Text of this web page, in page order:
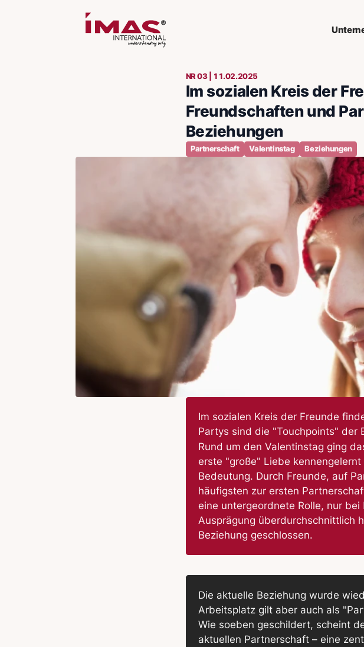
NR 03 | 11.02.2025
Im sozialen Kreis der
Freundschaften und
Beziehungen
Partnerschaft Valentinstag Beziehungen
Im sozialen Kreis der Freunde
Partys sind die "Touchpoints" der
Rund um den Valentinstag ging
erste "große" Liebe
Bedeutung. Durch Freunde, auf
häufigsten zur ersten
eine untergeordnete Rolle, nur
Ausprägung überdurchschnittlich
Beziehung geschlossen.
Die aktuelle Beziehung wurde
Arbeitsplatz gilt aber auch als
Wie soeben geschildert, scheint
aktuellen Partnerschaft – eine